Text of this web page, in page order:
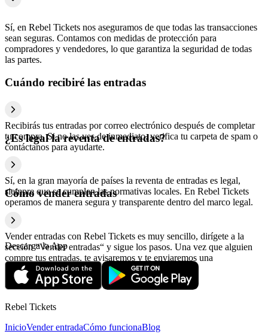
Sí, en Rebel Tickets nos aseguramos de que todas las transacciones
sean seguras. Contamos con medidas de protección para
compradores y vendedores, lo que garantiza la seguridad de todas
las partes.
Cuándo recibiré las entradas
Recibirás tus entradas por correo electrónico después de completar
tu compra. Si no las ves de inmediato, verifica tu carpeta de spam o
contáctanos para ayudarte.
¿Es legal la reventa de entradas?
Sí, en la gran mayoría de países la reventa de entradas es legal,
siempre que se cumplan las normativas locales. En Rebel Tickets
operamos de manera segura y transparente dentro del marco legal.
Cómo vender entradas
Vender entradas con Rebel Tickets es muy sencillo, dirígete a la
sección “Vender entradas“ y sigue los pasos. Una vez que alguien
compre tus entradas, te avisaremos y te enviaremos una
confirmación con la información relativa al pago.
Descarga la App
Rebel Tickets
InicioVender entradaCómo funcionaBlog